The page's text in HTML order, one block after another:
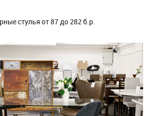
стулья от 87 до 282 б.р.